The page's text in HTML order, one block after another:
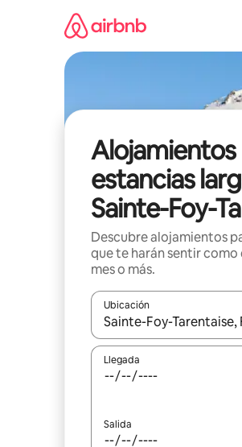
Alojamientos
estancias
Sainte-Foy-
Descubre alojamientos
que te harán sentir como
mes o más.
Ubicación
Cuando los resultados
Llegada
Salida